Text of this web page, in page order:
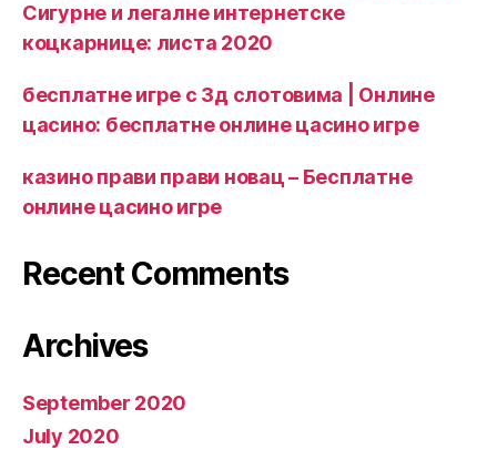
Сигурне и легалне интернетске
коцкарнице: листа 2020
бесплатне игре с 3д слотовима | Онлине
цасино: бесплатне онлине цасино игре
казино прави прави новац – Бесплатне
онлине цасино игре
Recent Comments
Archives
September 2020
July 2020